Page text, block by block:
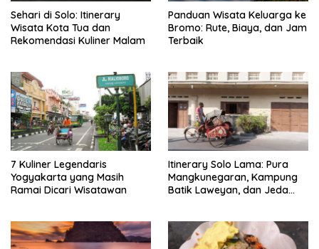
Sehari di Solo: Itinerary
Wisata Kota Tua dan
Rekomendasi Kuliner Malam
Panduan Wisata Keluarga ke
Bromo: Rute, Biaya, dan Jam
Terbaik
7 Kuliner Legendaris
Yogyakarta yang Masih
Ramai Dicari Wisatawan
Itinerary Solo Lama: Pura
Mangkunegaran, Kampung
Batik Laweyan, dan Jeda